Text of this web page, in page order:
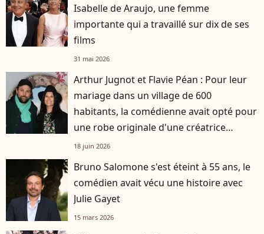
Isabelle de Araujo, une femme
importante qui a travaillé sur dix de ses
films
31 mai 2026
Arthur Jugnot et Flavie Péan : Pour leur
mariage dans un village de 600
habitants, la comédienne avait opté pour
une robe originale d'une créatrice
française
18 juin 2026
Bruno Salomone s'est éteint à 55 ans, le
comédien avait vécu une histoire avec
Julie Gayet
15 mars 2026